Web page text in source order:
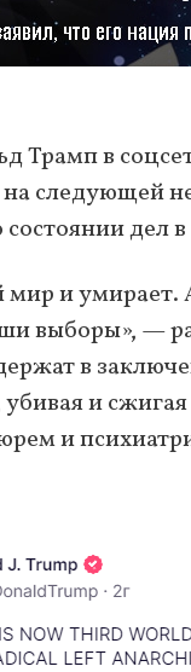
в
на следующей
дел в
и
выборы», —
в
и
и